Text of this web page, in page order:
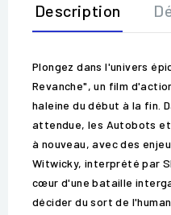
Description
Plongez dans l'univers
Revanche", un film
haleine du début à la fin.
attendue, les Autobots
à nouveau, avec des
Witwicky, interprété par
cœur d'une bataille
décider du sort de